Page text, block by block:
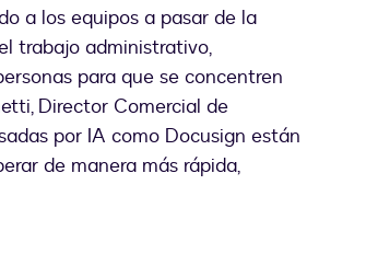
a los equipos a pasar de la
trabajo administrativo,
para que se concentren
Director Comercial de
por IA como Docusign están
de manera más rápida,